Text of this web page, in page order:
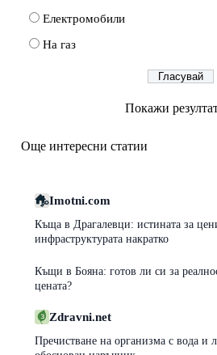
Електромобили
На газ
Покажи
Още интересни статии
Imotni.com
Къща в Драгалевци: истината за
инфраструктурата накратко
Къщи в Бояна: готов ли си за
цената?
Zdravni.net
Пречистване на организма с вода и